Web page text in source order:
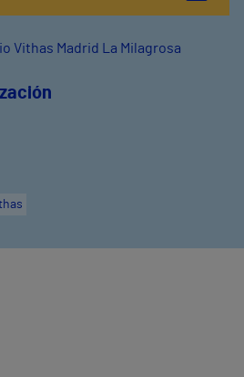
Vithas Madrid La Milagrosa